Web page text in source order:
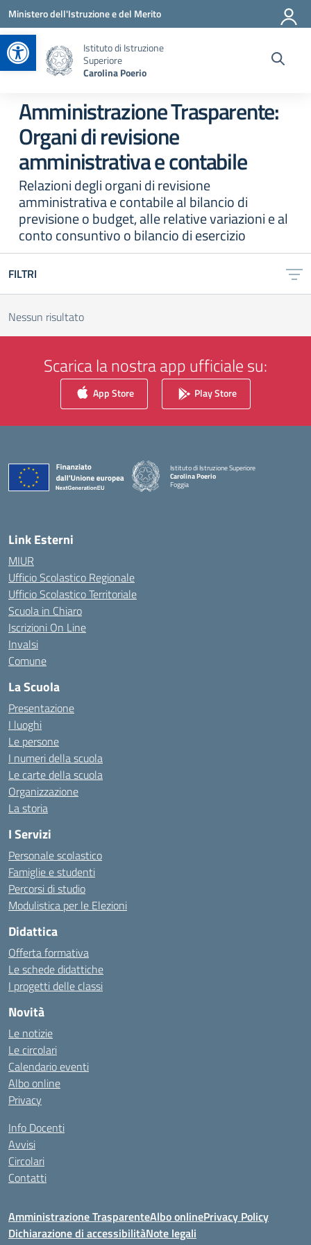
Apri la barra degli strumenti
Vai ai contenuti
Vai al menu di navigazione
Vai al footer
Ministero dell'Istruzione e del Merito
Istituto di Istruzione
Superiore
Carolina Poerio
Amministrazione Trasparente:
Organi di revisione
amministrativa e contabile
Relazioni degli organi di revisione
amministrativa e contabile al bilancio di
previsione o budget, alle relative variazioni e al
conto consuntivo o bilancio di esercizio
FILTRI
Nessun risultato
Scarica la nostra app ufficiale su:
App Store Play Store
Istituto di Istruzione Superiore
Carolina Poerio
Foggia
— Visita la pagina iniziale della scuola
Link Esterni
MIUR
Ufficio Scolastico Regionale
Ufficio Scolastico Territoriale
Scuola in Chiaro
Iscrizioni On Line
Invalsi
Comune
La Scuola
Presentazione
I luoghi
Le persone
I numeri della scuola
Le carte della scuola
Organizzazione
La storia
I Servizi
Personale scolastico
Famiglie e studenti
Percorsi di studio
Modulistica per le Elezioni
Didattica
Offerta formativa
Le schede didattiche
I progetti delle classi
Novità
Le notizie
Le circolari
Calendario eventi
Albo online
Privacy
Info Docenti
Avvisi
Circolari
Contatti
Amministrazione TrasparenteAlbo onlinePrivacy Policy
Dichiarazione di accessibilitàNote legali